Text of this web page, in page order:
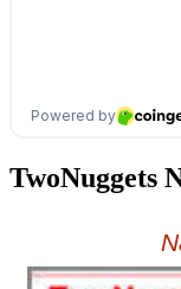
TwoNuggets